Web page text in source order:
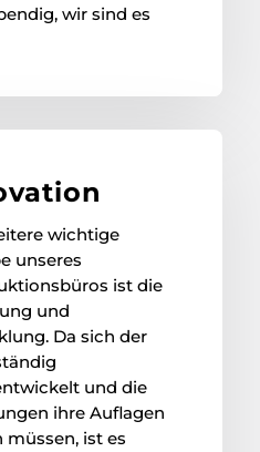
wir sind es
wichtige
unseres
ist die
und
Da sich der
und die
ihre Auflagen
müssen, ist es